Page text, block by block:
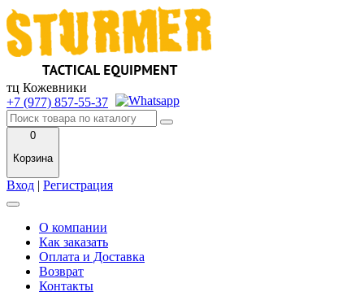
тц Кожевники
+7 (977) 857-55-37
0
Корзина
Вход | Регистрация
О компании
Как заказать
Оплата и Доставка
Возврат
Контакты